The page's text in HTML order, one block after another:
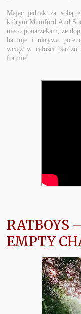
Mając jednak za sobą
którym Mumford And
nieco ponarzekam, że
hamuje i ukrywa
wciąż w całości
formie!
RATBOYS
EMPTY